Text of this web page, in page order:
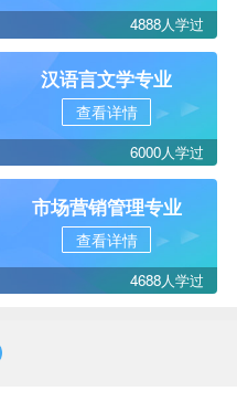
4888人学过
汉语言文学专业
查看详情
6000人学过
市场营销管理专业
查看详情
4688人学过